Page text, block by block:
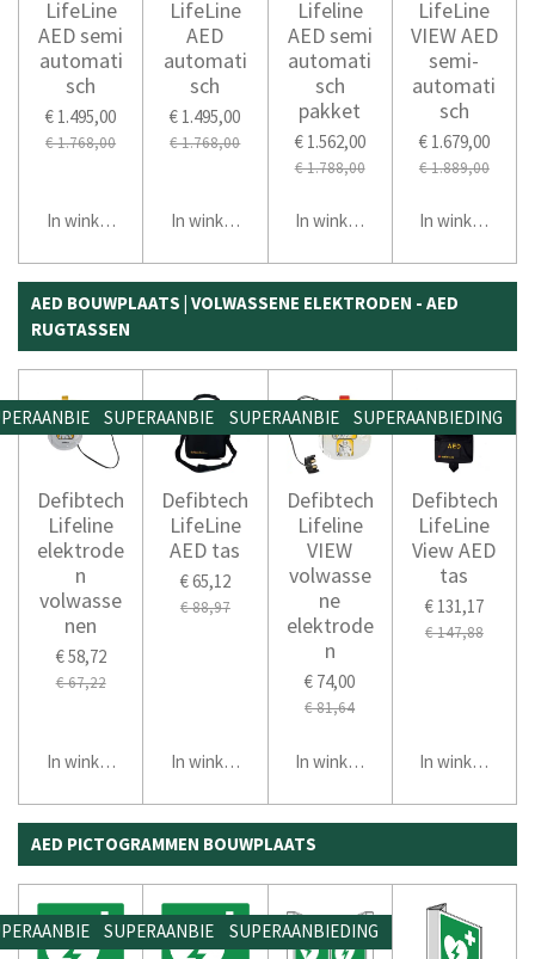
LifeLine
AED semi
automati
sch
€ 1.495,00
€ 1.768,00
In winkelwagen
LifeLine
AED
automati
sch
€ 1.495,00
€ 1.768,00
In winkelwagen
Lifeline
AED semi
automati
sch
pakket
€ 1.562,00
€ 1.788,00
In winkelwagen
LifeLine
VIEW AED
semi-
automati
sch
€ 1.679,00
€ 1.889,00
In winkelwagen
AED BOUWPLAATS | VOLWASSENE ELEKTRODEN - AED
RUGTASSEN
Defibtech
Lifeline
elektrode
n
volwasse
nen
€ 58,72
€ 67,22
In winkelwagen
SUPERAANBIEDING
Defibtech
LifeLine
AED tas
€ 65,12
€ 88,97
In winkelwagen
SUPERAANBIEDING
Defibtech
Lifeline
VIEW
volwasse
ne
elektrode
n
€ 74,00
€ 81,64
In winkelwagen
SUPERAANBIEDING
Defibtech
LifeLine
View AED
tas
€ 131,17
€ 147,88
In winkelwagen
AED PICTOGRAMMEN BOUWPLAATS
SUPERAANBIEDINGSUPERAANBIEDING